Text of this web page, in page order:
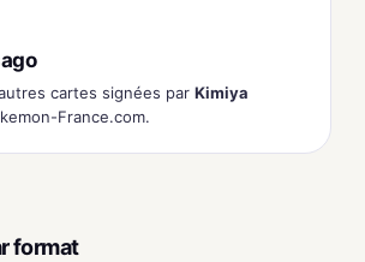
cartes signées par Kimiya
France.com.
format